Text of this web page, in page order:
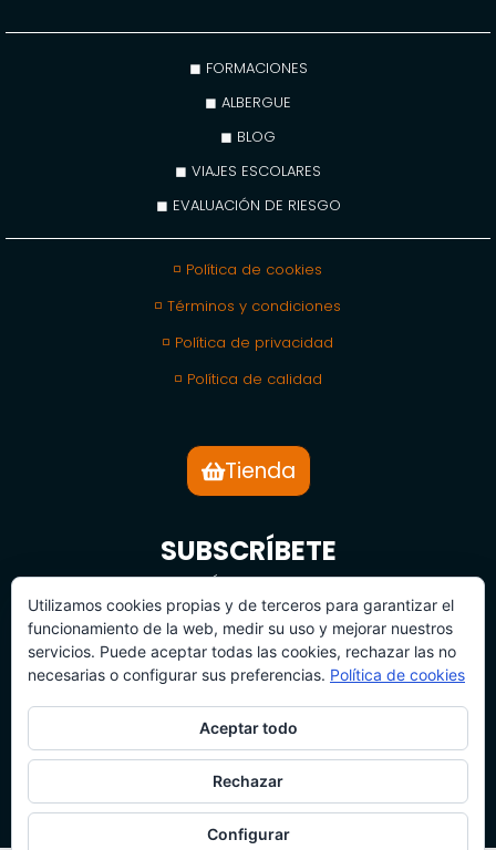
◼ FORMACIONES
◼ ALBERGUE
◼ BLOG
◼ VIAJES ESCOLARES
◼ EVALUACIÓN DE RIESGO
◽ Política de cookies
◽ Términos y condiciones
◽ Política de privacidad
◽ Política de calidad
Tienda
SUBSCRÍBETE
BOLETÍN DE NOTICIAS
SUBSCRÍBETE
Utilizamos cookies propias y de terceros para garantizar el
funcionamiento de la web, medir su uso y mejorar nuestros
servicios. Puede aceptar todas las cookies, rechazar las no
necesarias o configurar sus preferencias. Política de cookies
Aceptar todo
Rechazar
Configurar